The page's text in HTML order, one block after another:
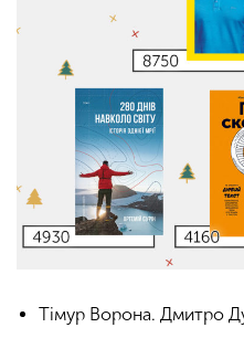
Тімур Ворона. Дмитро